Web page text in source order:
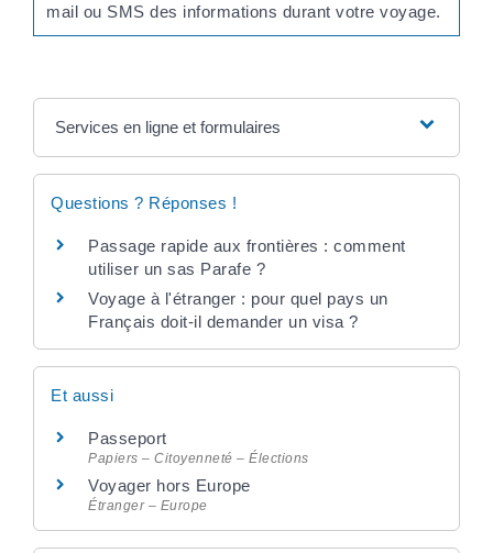
mail ou SMS des informations durant votre voyage.
Services en ligne et formulaires
Questions ? Réponses !
Passage rapide aux frontières : comment
utiliser un sas Parafe ?
Voyage à l'étranger : pour quel pays un
Français doit-il demander un visa ?
Et aussi
Passeport
Papiers – Citoyenneté – Élections
Voyager hors Europe
Étranger – Europe